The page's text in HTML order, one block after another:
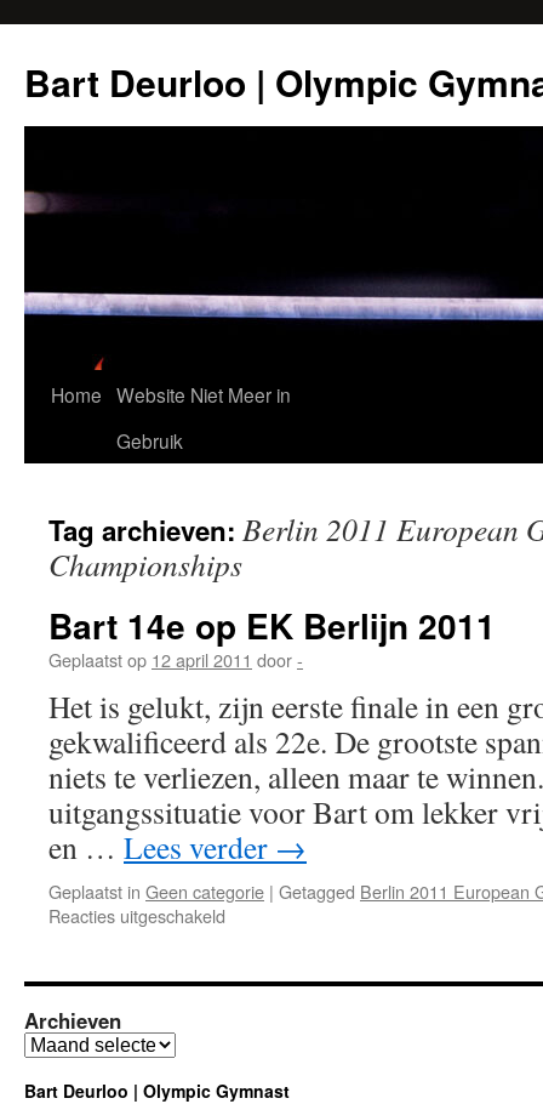
de
inhoud
Bart Deurloo | Olympic
Home Website Niet Meer in
Gebruik
Tag archieven: Berlin 2011 European
Championships
Bart 14e op EK Berlijn 2011
Geplaatst op 12 april 2011 door-
Het is gelukt, zijn eerste finale in een
gekwalificeerd als 22e. De grootste
niets te verliezen, alleen maar te
uitgangssituatie voor Bart om lekker
en … Lees verder →
Geplaatst in Geen categorie | Getagged Berlin 2011 European
Reacties uitgeschakeld
op
Archieven
Archieven
Bart Deurloo | Olympic Gymnast